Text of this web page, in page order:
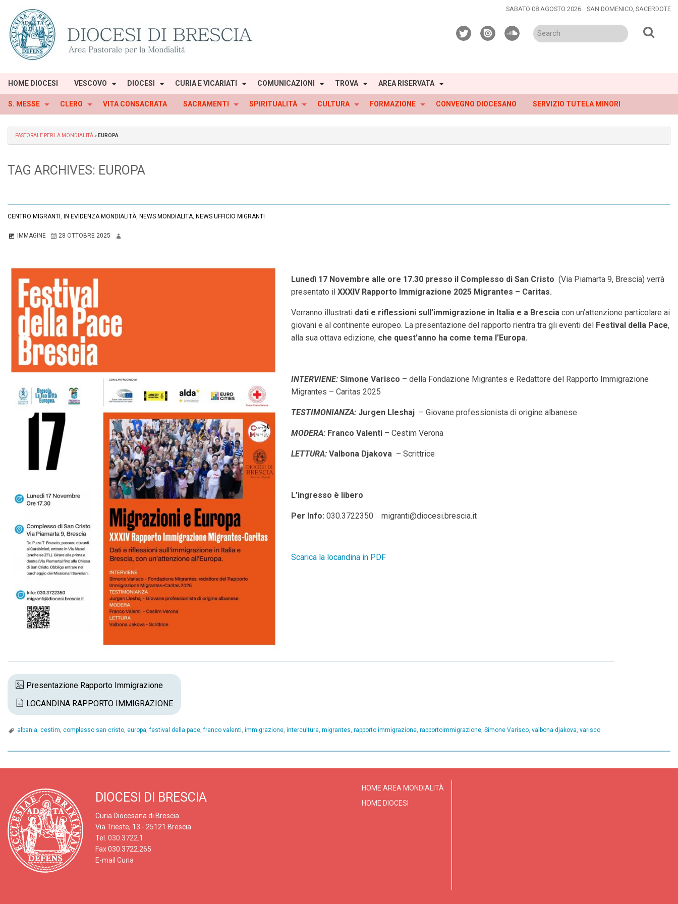
content
SABATO 08 AGOSTO 2026 SAN DOMENICO, SACERDOTE
twitterissuusoundcloud
HOME DIOCESI VESCOVO DIOCESI CURIA E VICARIATI COMUNICAZIONI TROVA AREA RISERVATA
S. MESSE CLERO VITA CONSACRATA SACRAMENTI SPIRITUALITÀ CULTURA FORMAZIONE CONVEGNO DIOCESANO SERVIZIO TUTELA MINORI
PASTORALE PER LA MONDIALITÀ» EUROPA
TAG ARCHIVES: EUROPA
CENTRO MIGRANTI , IN EVIDENZA MONDIALITÀ, NEWS MONDIALITA, NEWS UFFICIO MIGRANTI
IMMAGINE 28 OTTOBRE 2025
Lunedì 17 Novembre alle ore 17.30 presso il Complesso di San Cristo (Via Piamarta 9, Brescia) verrà
presentato il XXXIV Rapporto Immigrazione 2025 Migrantes – Caritas.
Verranno illustrati dati e riflessioni sull’immigrazione in Italia e a Brescia con un’attenzione particolare ai
giovani e al continente europeo. La presentazione del rapporto rientra tra gli eventi del
Festival della Pace,
alla sua ottava edizione, che quest’anno ha come tema l’Europa.
INTERVIENE: Simone Varisco – della Fondazione Migrantes e Redattore del Rapporto Immigrazione
Migrantes – Caritas 2025
TESTIMONIANZA: Jurgen Lleshaj – Giovane professionista di origine albanese
MODERA: Franco Valenti – Cestim Verona
LETTURA: Valbona Djakova – Scrittrice
L’ingresso è libero
Per Info: 030.3722350 migranti@diocesi.brescia.it
Scarica la locandina in PDF
Presentazione Rapporto Immigrazione
LOCANDINA RAPPORTO IMMIGRAZIONE
albania, cestim, complesso san cristo, europa,festival della pace,franco valenti, immigrazione, intercultura, migrantes, rapporto immigrazione, rapportoimmigrazione, Simone Varisco, valbona djakova, varisco
s
t
N
DIOCESI DI BRESCIA
Curia Diocesana di Brescia
Via Trieste, 13 - 25121 Brescia
Tel. 030.3722.1
Fax 030.3722.265
E-mail Curia
HOME AREA MONDIALITÀ
HOME DIOCESI